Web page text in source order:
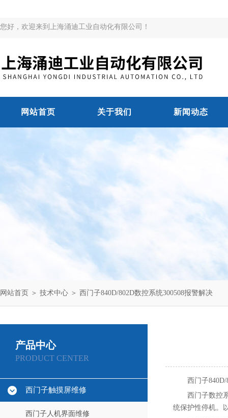
您好，欢迎来到上海涌迪工业自动化有限公司！
网站首页 关于我们 新闻动态
网站首页 ＞ 技术中心 ＞ 西门子840D/802D数控系统300508报警解决
产品中心
PRODUCT CENTER
西门子触摸屏维修
西门子人机界面维修
西门子
西门子数控
统保护性停机。